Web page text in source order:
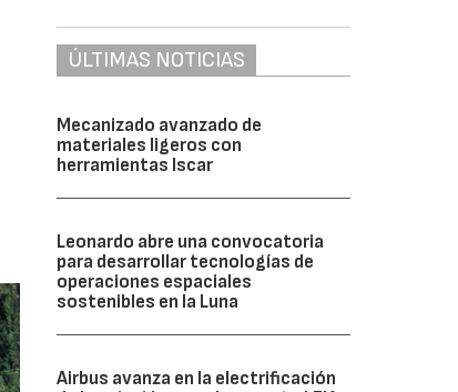
ÚLTIMAS NOTICIAS
Mecanizado avanzado de
materiales ligeros con
herramientas Iscar
Leonardo abre una convocatoria
para desarrollar tecnologías de
operaciones espaciales
sostenibles en la Luna
Airbus avanza en la electrificación